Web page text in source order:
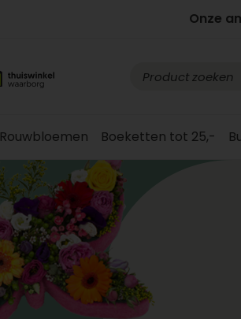
Onze
Rouwbloemen Boeketten tot 25,-